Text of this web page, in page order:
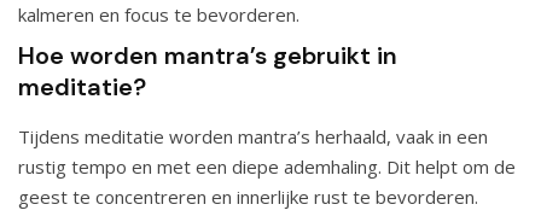
kalmeren en focus te bevorderen.
Hoe worden mantra’s gebruikt in
meditatie?
Tijdens meditatie worden mantra’s herhaald, vaak in een
rustig tempo en met een diepe ademhaling. Dit helpt om de
geest te concentreren en innerlijke rust te bevorderen.